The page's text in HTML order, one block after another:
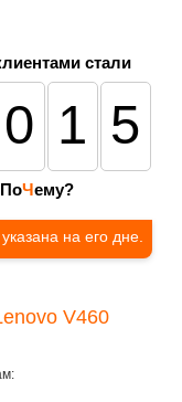
стали
Чему?
на его дне.
V460